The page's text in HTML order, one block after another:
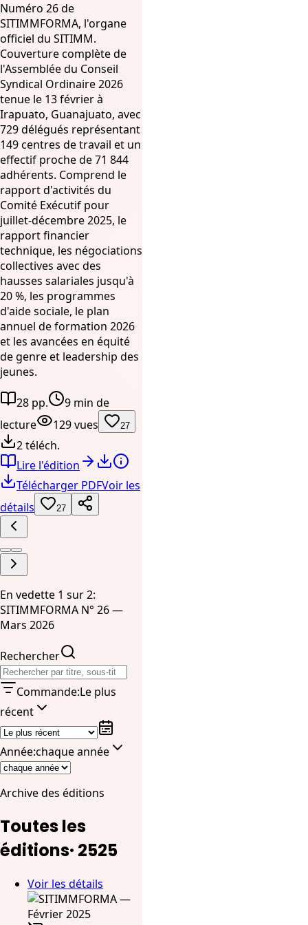
Numéro 26 de
SITIMMFORMA, l'organe
officiel du SITIMM.
Couverture complète de
l'Assemblée du Conseil
Syndical Ordinaire 2026
tenue le 13 février à
Irapuato, Guanajuato, avec
729 délégués représentant
149 centres de travail et un
effectif proche de 71 844
adhérents. Comprend le
rapport d'activités du
Comité Exécutif pour
juillet-décembre 2025, le
rapport financier
technique, les négociations
collectives avec des
hausses salariales jusqu'à
20 %, les programmes
d'aide sociale, le plan
annuel de formation 2026
et les avancées en équité
de genre et leadership des
jeunes.
28 pp.
9 min de
lecture
129 vues 27
2 téléch.
Lire l'édition
Télécharger PDFVoir les
détails
27
En vedette 1 sur 2:
SITIMMFORMA N° 26 —
Mars 2026
Rechercher
Commande:Le plus
récent
Année:chaque année
Archive des éditions
Toutes les
éditions· 2525
Voir les détails